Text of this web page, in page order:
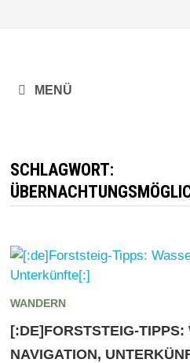
MENÜ
SCHLAGWORT:
WANDERN
[:DE]FORSTSTEIG-
NAVIGATION,